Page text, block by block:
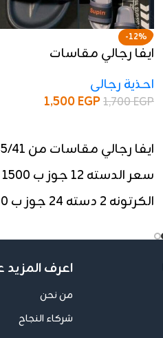
-12%
ايفا رجالي مقاسات
احذية رجالى
1,700EGP
1,500EGP
ايفا رجالي مقاسات من 45/41
سعر الدسته 12 جوز ب 1500
الكرتونه 2 دسته 24 جوز ب 3000
اعرف المزيد
من نحن
شركاء النجاح